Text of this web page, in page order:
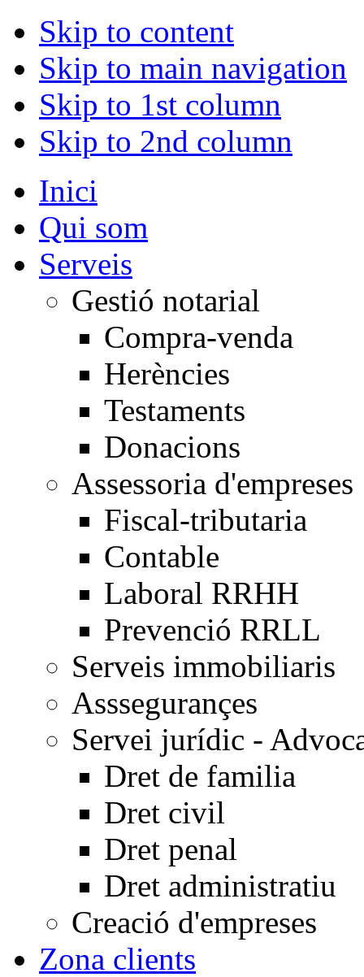
Skip to content
Skip to main navigation
Skip to 1st column
Skip to 2nd column
Inici
Qui som
Serveis
Gestió notarial
Compra-venda
Herències
Testaments
Donacions
Assessoria d'empreses
Fiscal-tributaria
Contable
Laboral RRHH
Prevenció RRLL
Serveis immobiliaris
Asssegurançes
Servei jurídic -
Dret de familia
Dret civil
Dret penal
Dret administratiu
Creació d'empreses
Zona clients